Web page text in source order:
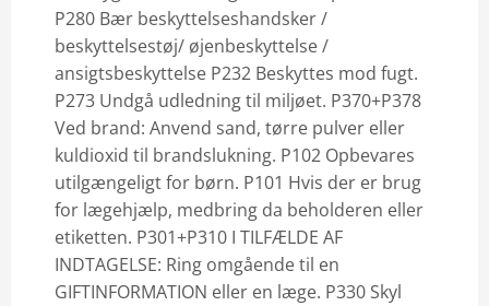
P280 Bær beskyttelseshandsker /
beskyttelsestøj/ øjenbeskyttelse /
ansigtsbeskyttelse P232 Beskyttes mod fugt.
P273 Undgå udledning til miljøet. P370+P378
Ved brand: Anvend sand, tørre pulver eller
kuldioxid til brandslukning. P102 Opbevares
utilgængeligt for børn. P101 Hvis der er brug
for lægehjælp, medbring da beholderen eller
etiketten. P301+P310 I TILFÆLDE AF
INDTAGELSE: Ring omgående til en
GIFTINFORMATION eller en læge. P330 Skyl